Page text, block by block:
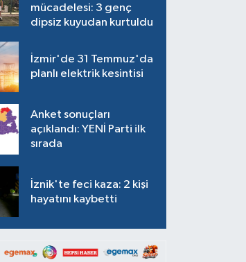
mücadelesi: 3 genç
dipsiz kuyudan kurtuldu
İzmir'de 31 Temmuz'da
planlı elektrik kesintisi
Anket sonuçları
açıklandı: YENİ Parti ilk
sırada
İznik'te feci kaza: 2 kişi
hayatını kaybetti